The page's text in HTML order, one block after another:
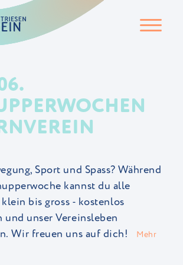
Sport und Spass? Während
kannst du alle
bis gross - kostenlos
und unser Vereinsleben
Wir freuen uns auf dich!
Mehr